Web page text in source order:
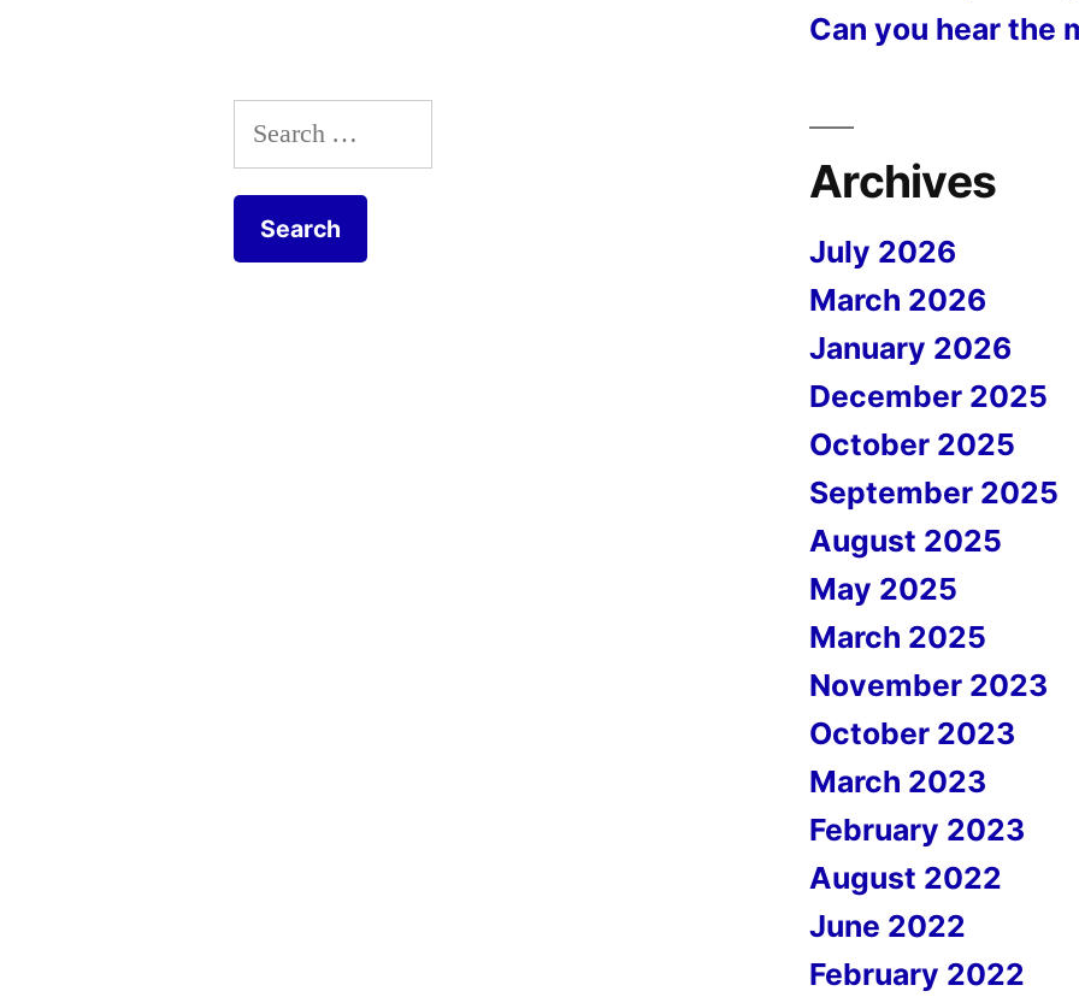
Can you hear the
Search
for:
Archives
July 2026
March 2026
January 2026
December 2025
October 2025
September 2025
August 2025
May 2025
March 2025
November 2023
October 2023
March 2023
February 2023
August 2022
June 2022
February 2022